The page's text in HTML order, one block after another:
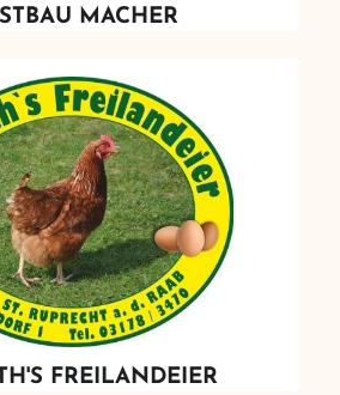
MACHER
FREILANDEIER